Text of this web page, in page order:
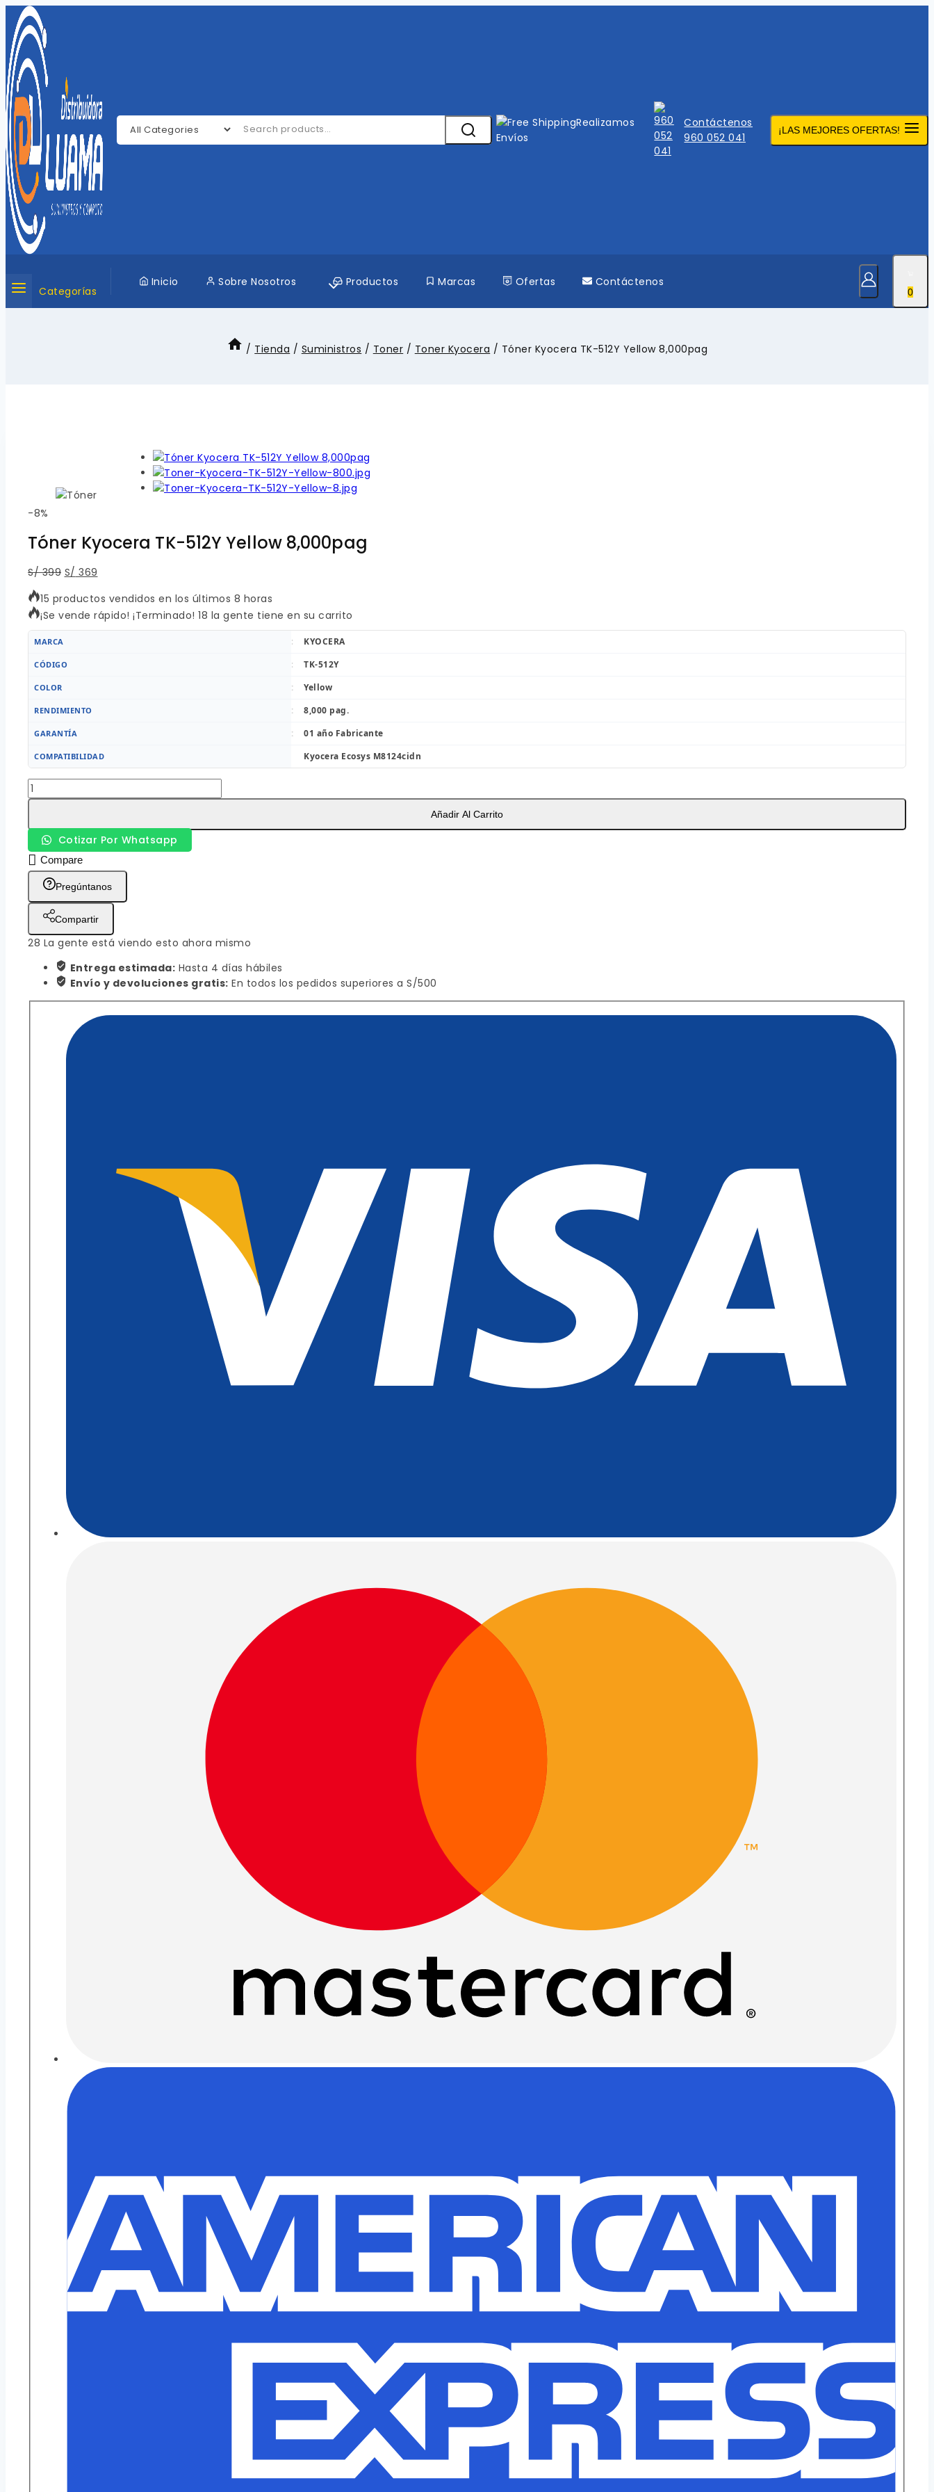
Saltar
contenido
Search for:
Realizamos
Envíos
Contáctenos
960 052 041
¡LAS MEJORES OFERTAS!
Categorías
Inicio Sobre Nosotros Productos Marcas Ofertas Contáctenos
0
/ Tienda / Suministros / Toner / Toner Kyocera / Tóner Kyocera TK-512Y Yellow 8,000pag
-8%
sale
Tóner Kyocera TK-512Y Yellow 8,000pag
S/399 El
original
era:
S/ 399.
S/ 369
actual
es:
S/ 369.
15 productos vendidos en los últimos 8 horas
¡Se vende rápido! ¡Terminado! 18 la gente tiene en su carrito
MARCA : KYOCERA
CÓDIGO : TK-512Y
COLOR : Yellow
RENDIMIENTO : 8,000 pag.
GARANTÍA : 01 año Fabricante
COMPATIBILIDAD Kyocera Ecosys M8124cidn
Tóner
Kyocera
512Y
Yellow
8,000pag
cantidad
Añadir Al Carrito
Cotizar Por Whatsapp
Compare
Pregúntanos
Compartir
28 La gente está viendo esto ahora mismo
Entrega estimada: Hasta 4 días hábiles
Envío y devoluciones gratis: En todos los pedidos superiores a S/500